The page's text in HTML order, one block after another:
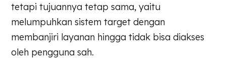
tetapi tujuannya tetap sama, yaitu
melumpuhkan sistem target dengan
membanjiri layanan hingga tidak bisa diakses
oleh pengguna sah.